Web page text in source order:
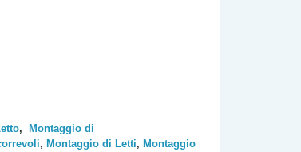
,
Montaggio di
, Montaggio di Letti, Montaggio